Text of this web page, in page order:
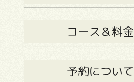
コース＆料金
予約について